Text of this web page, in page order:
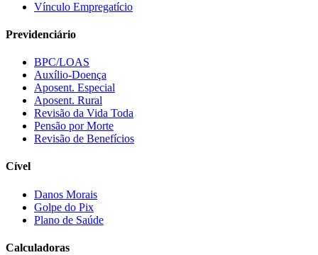
Vínculo Empregatício
Previdenciário
BPC/LOAS
Auxílio-Doença
Aposent. Especial
Aposent. Rural
Revisão da Vida Toda
Pensão por Morte
Revisão de Benefícios
Cível
Danos Morais
Golpe do Pix
Plano de Saúde
Calculadoras